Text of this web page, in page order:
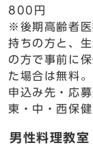
800円
※後期高齢者医
持ちの方と、
の方で事前に
た場合は無料。
申込み先・応
東・中・西保
男性料理教室